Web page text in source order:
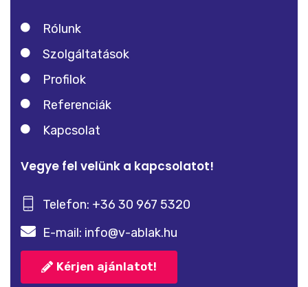
Rólunk
Szolgáltatások
Profilok
Referenciák
Kapcsolat
Vegye fel velünk a kapcsolatot!
Telefon: +36 30 967 5320
E-mail: info@v-ablak.hu
Kérjen ajánlatot!